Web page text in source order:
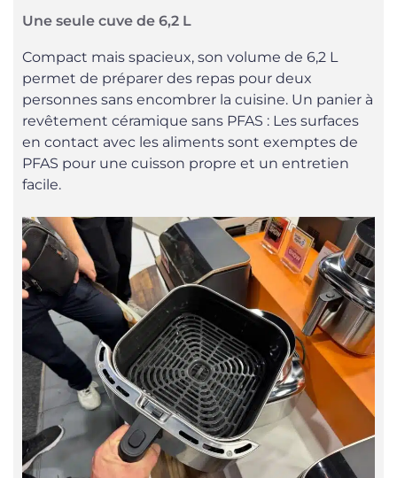
Une seule cuve de 6,2 L
Compact mais spacieux, son volume de 6,2 L
permet de préparer des repas pour deux
personnes sans encombrer la cuisine. Un panier à
revêtement céramique sans PFAS : Les surfaces
en contact avec les aliments sont exemptes de
PFAS pour une cuisson propre et un entretien
facile.